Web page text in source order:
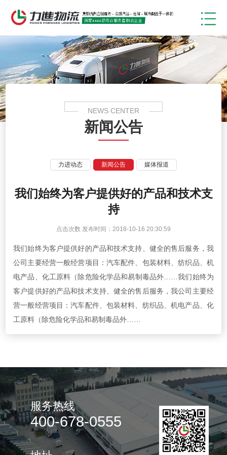
全国街
NEWS CENTER
新闻公告
力进动态 新闻公告 媒体报道
我们始终为客户提供好的产品和技术支
持
点击次数 发布时间：2018-10-16 20:30:59
我们始终为客户提供好的产品和技术支持、健全的售后服务，我
公司主要经营一般经营项目：汽车配件、包装材料、纺织品、机
电产品、化工原料（除危险化学品和易制毒品外……我们始终为
客户提供好的产品和技术支持、健全的售后服务，我公司主要经
营一般经营项目：汽车配件、包装材料、纺织品、机电产品、化
工原料（除危险化学品和易制毒品外……
服务热线
400-678-0555